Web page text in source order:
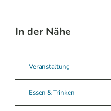
In der Nähe
Veranstaltung
Essen & Trinken